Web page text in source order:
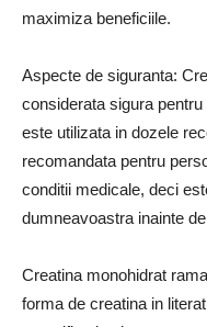
maximiza beneficiile.
Aspecte de siguranta:
considerata sigura
este utilizata in dozele
recomandata pentru
conditii medicale, deci
dumneavoastra inainte
Creatina monohidrat
forma de creatina in